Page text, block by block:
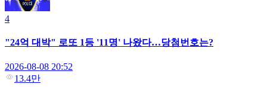
4
"24억 대박" 로또 1등 '11명' 나왔다…당첨번호는?
2026-08-08 20:52
13.4만